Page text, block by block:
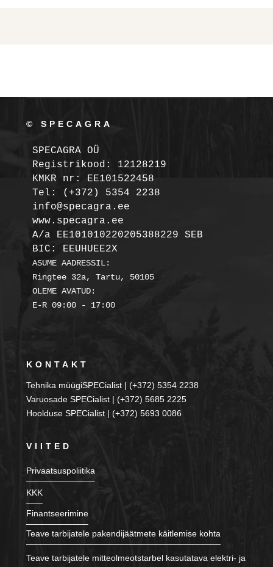
© SPECAGRA
SPECAGRA OÜ
Registrikood: 12128219
KMKR nr: EE101522458
Tel: (+372) 5354 2238
info@specagra.ee
A/a EE101010220205388229 SEB
BIC: EEUHUEE2X
ASUME AADRESSIL:
Ringtee 32a, Tartu, 50105
OLEME AVATUD:
E-R 09:00 - 17:00
KONTAKT
Tehnika müügiSPECialist | (+372) 5354 2238
Varuosade SPECialist | (+372) 5685 2225
Hoolduse SPECialist | (+372) 5693 0086
VIITED
Privaatsuspoliitika
KKK
Finantseerimine
Teave tarbijatele pakendijäätmete käitlemise kohta
Teave tarbijatele mitteolmeotstarbel kasutatava elektri- ja